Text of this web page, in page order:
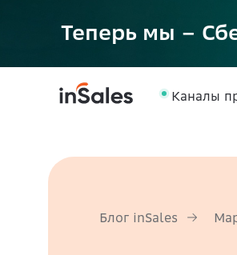
Теперь мы –
Каналы
Блог inSales